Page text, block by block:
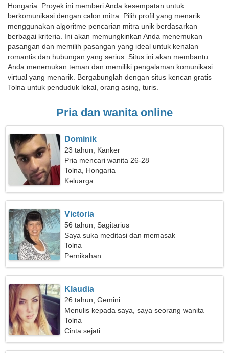
Hongaria. Proyek ini memberi Anda kesempatan untuk
berkomunikasi dengan calon mitra. Pilih profil yang menarik
menggunakan algoritme pencarian mitra unik berdasarkan
berbagai kriteria. Ini akan memungkinkan Anda menemukan
pasangan dan memilih pasangan yang ideal untuk kenalan
romantis dan hubungan yang serius. Situs ini akan membantu
Anda menemukan teman dan memiliki pengalaman komunikasi
virtual yang menarik. Bergabunglah dengan situs kencan gratis
Tolna untuk penduduk lokal, orang asing, turis.
Pria dan wanita online
Dominik
23 tahun, Kanker
Pria mencari wanita 26-28
Tolna, Hongaria
Keluarga
Victoria
56 tahun, Sagitarius
Saya suka meditasi dan memasak
Tolna
Pernikahan
Klaudia
26 tahun, Gemini
Menulis kepada saya, saya seorang wanita
hebat
Tolna
Cinta sejati